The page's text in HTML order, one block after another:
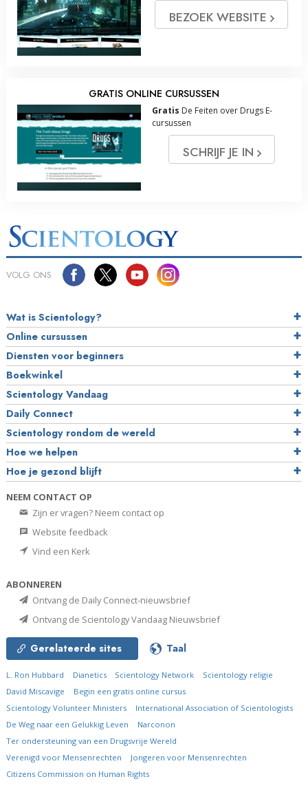
BEZOEK WEBSITE
GRATIS ONLINE CURSUSSEN
Gratis De Feiten over Drugs E-
cursussen
SCHRIJF JE IN
VOLG ONS
Wat is Scientology?
Online cursussen
Diensten voor beginners
Boekwinkel
Scientology Vandaag
Daily Connect
Scientology rondom de wereld
Hoe we helpen
Hoe je gezond blijft
NEEM CONTACT OP
Zijn er vragen? Neem contact op
Website feedback
Vind een Kerk
ABONNEREN
Ontvang de Daily Connect-nieuwsbrief
Ontvang de Scientology Vandaag Nieuwsbrief
Gerelateerde sites Taal
L. Ron Hubbard Dianetics Scientology Network
Scientology religie
David Miscavige
Begin een gratis online cursus
Scientology Volunteer Ministers
International Association of Scientologists
De Weg naar een Gelukkig Leven
Narconon
Ter ondersteuning van een Drugsvrije Wereld
Verenigd voor Mensenrechten
Jongeren voor Mensenrechten
Citizens Commission on Human Rights